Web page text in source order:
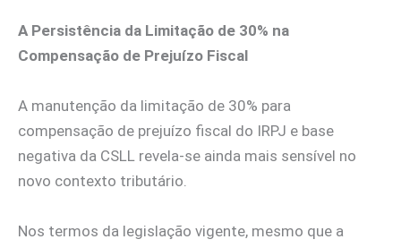
A Persistência da Limitação de 30% na
Compensação de Prejuízo Fiscal
A manutenção da limitação de 30% para
compensação de prejuízo fiscal do IRPJ e base
negativa da CSLL revela-se ainda mais sensível no
novo contexto tributário.
Nos termos da legislação vigente, mesmo que a